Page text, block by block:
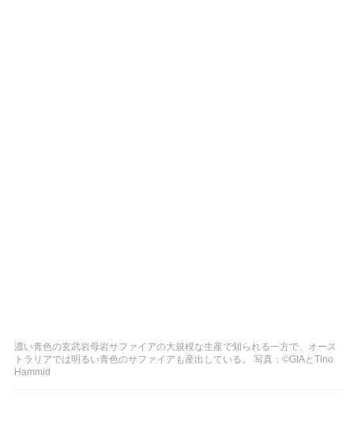
濃い青色の玄武岩母岩サファイアの大規模な生産で知られる一方で、オース
トラリアでは明るい青色のサファイアも産出している。 写真：©GIAとTino
Hammid